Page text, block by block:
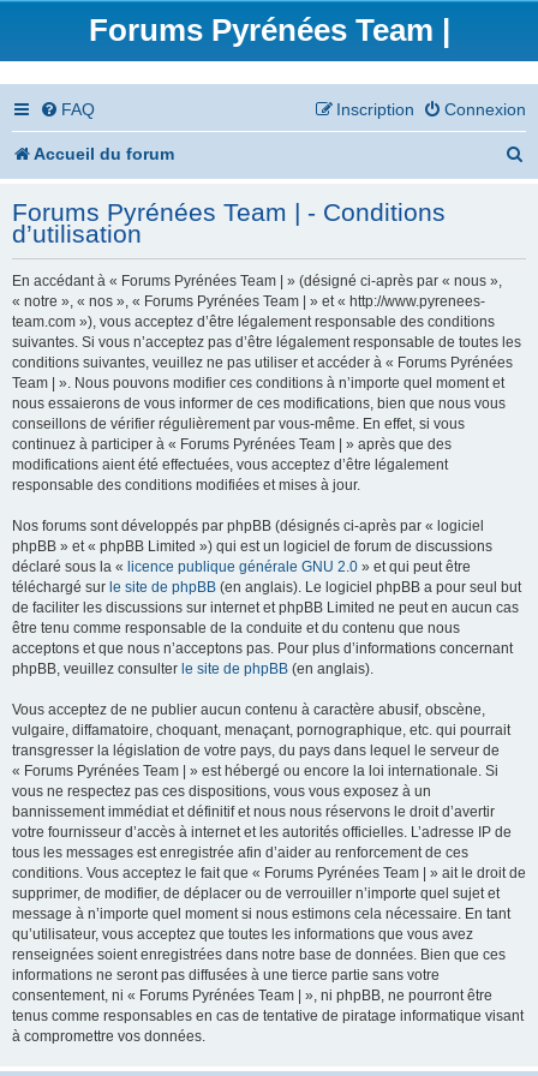
Forums Pyrénées Team |
FAQ Connexion
Inscription
Accueil du forum
h
Forums Pyrénées Team | - Conditions
d’utilisation
En accédant à « Forums Pyrénées Team | » (désigné ci-après par « nous »,
« notre », « nos », « Forums Pyrénées Team | » et « http://www.pyrenees-
team.com »), vous acceptez d’être légalement responsable des conditions
suivantes. Si vous n’acceptez pas d’être légalement responsable de toutes les
conditions suivantes, veuillez ne pas utiliser et accéder à « Forums Pyrénées
Team | ». Nous pouvons modifier ces conditions à n’importe quel moment et
nous essaierons de vous informer de ces modifications, bien que nous vous
conseillons de vérifier régulièrement par vous-même. En effet, si vous
continuez à participer à « Forums Pyrénées Team | » après que des
modifications aient été effectuées, vous acceptez d’être légalement
responsable des conditions modifiées et mises à jour.
Nos forums sont développés par phpBB (désignés ci-après par « logiciel
phpBB » et « phpBB Limited ») qui est un logiciel de forum de discussions
déclaré sous la « licence publique générale GNU 2.0 » et qui peut être
téléchargé sur le site de phpBB (en anglais). Le logiciel phpBB a pour seul but
de faciliter les discussions sur internet et phpBB Limited ne peut en aucun cas
être tenu comme responsable de la conduite et du contenu que nous
acceptons et que nous n’acceptons pas. Pour plus d’informations concernant
phpBB, veuillez consulter le site de phpBB (en anglais).
Vous acceptez de ne publier aucun contenu à caractère abusif, obscène,
vulgaire, diffamatoire, choquant, menaçant, pornographique, etc. qui pourrait
transgresser la législation de votre pays, du pays dans lequel le serveur de
« Forums Pyrénées Team | » est hébergé ou encore la loi internationale. Si
vous ne respectez pas ces dispositions, vous vous exposez à un
bannissement immédiat et définitif et nous nous réservons le droit d’avertir
votre fournisseur d’accès à internet et les autorités officielles. L’adresse IP de
tous les messages est enregistrée afin d’aider au renforcement de ces
conditions. Vous acceptez le fait que « Forums Pyrénées Team | » ait le droit de
supprimer, de modifier, de déplacer ou de verrouiller n’importe quel sujet et
message à n’importe quel moment si nous estimons cela nécessaire. En tant
qu’utilisateur, vous acceptez que toutes les informations que vous avez
renseignées soient enregistrées dans notre base de données. Bien que ces
informations ne seront pas diffusées à une tierce partie sans votre
consentement, ni « Forums Pyrénées Team | », ni phpBB, ne pourront être
tenus comme responsables en cas de tentative de piratage informatique visant
à compromettre vos données.